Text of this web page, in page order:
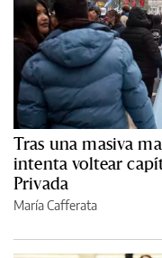
Tras una masiva
intenta voltear
Privada
María Cafferata